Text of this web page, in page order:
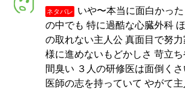
ネタバレ
いや〜本当に面白かっ
の中でも 特に過酷な心臓外科
の取れない主人公 真面目で努
様に進めないもどかしさ 苛立
間臭い ３人の研修医は面倒く
医師の志を持っていて やがて